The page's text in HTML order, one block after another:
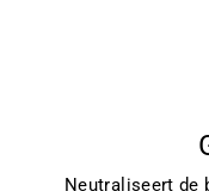
Neutraliseert de